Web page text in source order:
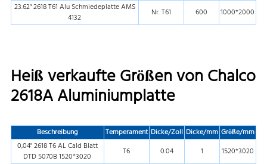
23.62" 2618 T61 Alu Schmiedeplatte AMS
4132
Nr. T61 600 1000*2000
Heiß verkaufte Größen von Chalco
2618A Aluminiumplatte
Beschreibung Temperament Dicke/Zoll Dicke/mm Größe/mm
0,04" 2618 T6 AL Cald Blatt
DTD 5070B 1520*3020
T6 0.04 1
1520*3020